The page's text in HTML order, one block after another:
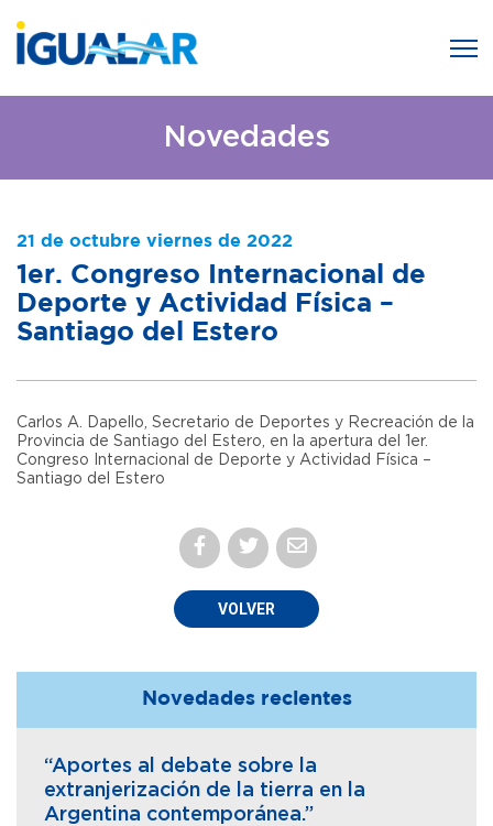
Novedades
21 de octubre viernes de 2022
1er. Congreso Internacional de
Deporte y Actividad Física –
Santiago del Estero
Carlos A. Dapello, Secretario de Deportes y Recreación de la
Provincia de Santiago del Estero, en la apertura del 1er.
Congreso Internacional de Deporte y Actividad Física –
Santiago del Estero
VOLVER
Novedades recientes
“Aportes al debate sobre la
extranjerización de la tierra en la
Argentina contemporánea.”